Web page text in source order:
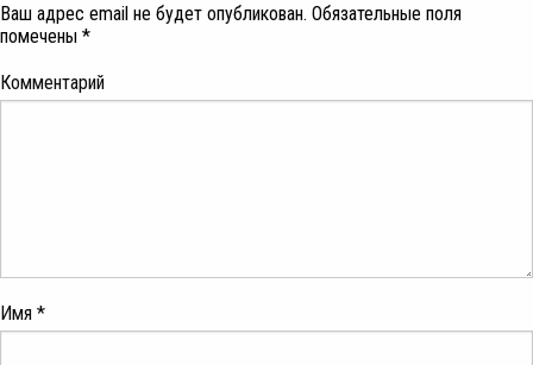
Ваш адрес email не будет опубликован. Обязательные поля
помечены *
Комментарий
Имя *